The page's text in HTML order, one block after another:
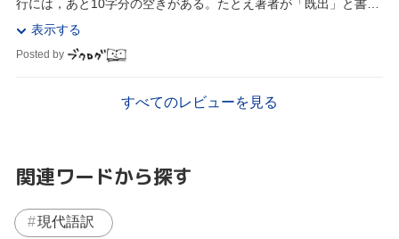
行には，あと10字分の空きがある。たとえ著者が「既出」と書い
たとしても，編輯者は読者のために気を利...
表示する
Posted by
すべてのレビューを見る
関連ワードから探す
現代語訳